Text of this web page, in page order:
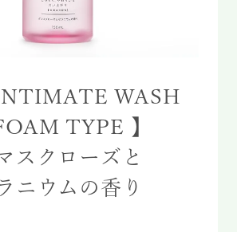
WASH
TYPE 】
スクローズと
ニウムの香り